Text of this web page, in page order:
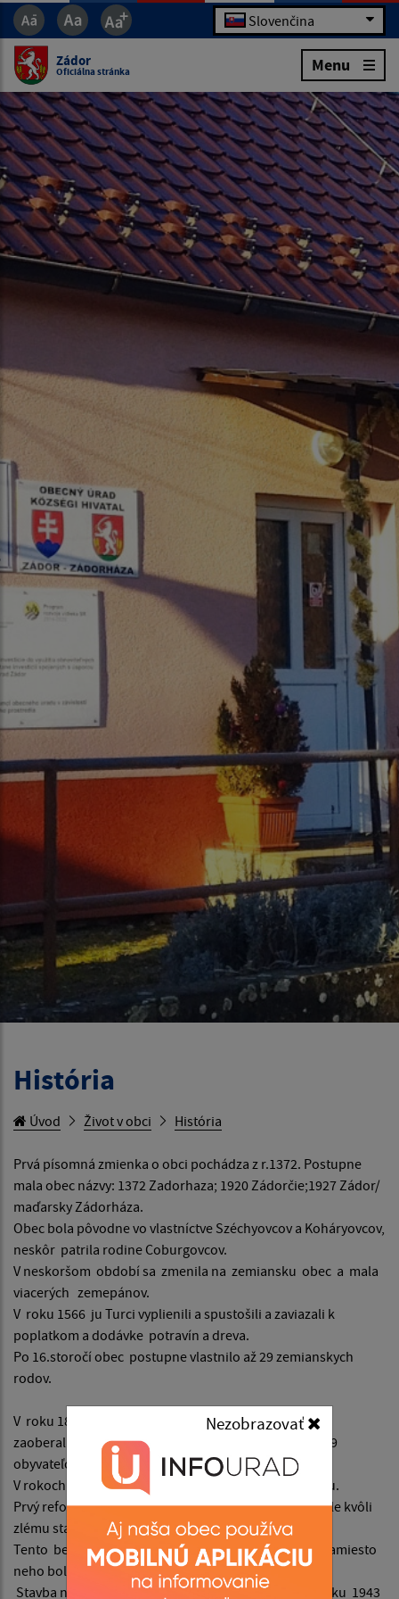
Nezobrazovať
Slovenčina
Zádor
Oficiálna stránka Menu
História
Úvod Život v obci História
Prvá písomná zmienka o obci pochádza z r.1372. Postupne
mala obec názvy: 1372 Zadorhaza; 1920 Zádorčie;1927 Zádor/
maďarsky Zádorháza.
Obec bola pôvodne vo vlastníctve Széchyovcov a Koháryovcov,
neskôr patrila rodine Coburgovcov.
V neskoršom období sa zmenila na zemiansku obec a mala
viacerých zemepánov.
V roku 1566 ju Turci vyplienili a spustošili a zaviazali k
poplatkom a dodávke potravín a dreva.
Po 16.storočí obec postupne vlastnilo až 29 zemianskych
rodov.
V roku 1828 žilo v 33 domoch 275 obyvateľov, ktorí sa
zaoberali poľnohospodárstvom. V roku 1837 mala 139
obyvateľov.
V rokoch 1938 - 1944 bola obec pripojená k Maďarsku.
Prvý reformovaný kostol bol postavený v roku 1882, ale kvôli
zlému stavu sa používal iba do roku 1945.
Tento bezvežový kostol bol zbúraný v roku 1950 a namiesto
neho bol postavený nový kostol.
Stavba nového reformovaného kostola trvala od roku 1943